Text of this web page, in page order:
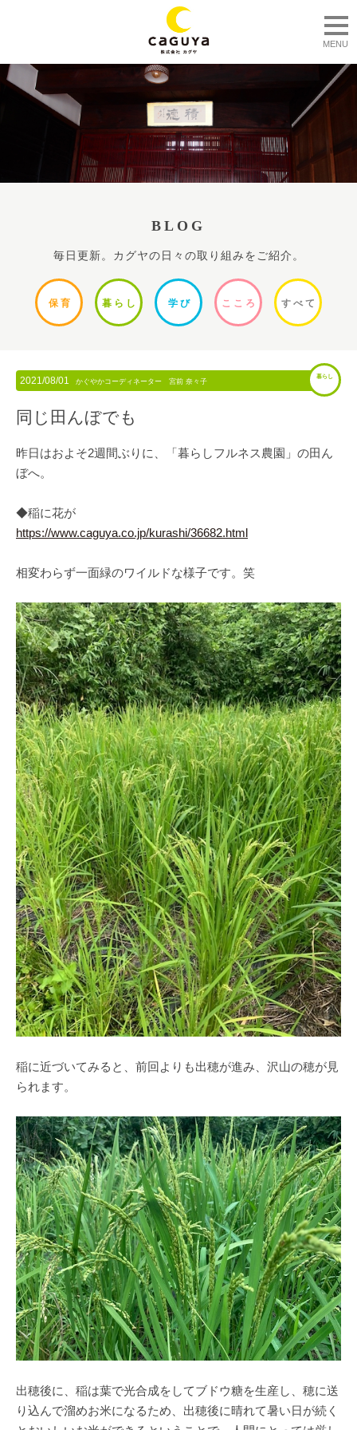
MENU
BLOG
毎日更新。カグヤの日々の取り組みをご紹介。
保 育 暮ら し 学 び ここ ろ すべて
2021/08/01 かぐやかコーディネーター 宮前 奈々子
暮らし
同じ田んぼでも
昨日はおよそ2週間ぶりに、「暮らしフルネス農園」の田ん
ぼへ。
◆稲に花が
https://www.caguya.co.jp/kurashi/36682.html
相変わらず一面緑のワイルドな様子です。笑
稲に近づいてみると、前回よりも出穂が進み、沢山の穂が見
られます。
出穂後に、稲は葉で光合成をしてブドウ糖を生産し、穂に送
り込んで溜めお米になるため、出穂後に晴れて暑い日が続く